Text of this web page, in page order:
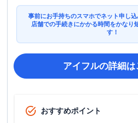
事前にお手持ちのスマホでネット申し込
店舗での手続きにかかる時間をかなり
す！
アイフルの詳細は
おすすめポイント